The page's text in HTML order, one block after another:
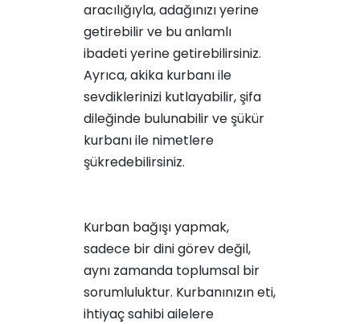
aracılığıyla,adağınızı yerine
getirebilirve bu anlamlı
ibadeti yerine getirebilirsiniz.
Ayrıca,akika kurbanıile
sevdiklerinizi kutlayabilir, şifa
dileğinde bulunabilirve şükür
kurbanıile nimetlere
şükredebilirsiniz.
Kurban bağışı yapmak,
sadece bir dini görev değil,
aynı zamanda toplumsal bir
sorumluluktur. Kurbanınızın eti,
ihtiyaç sahibi ailelere